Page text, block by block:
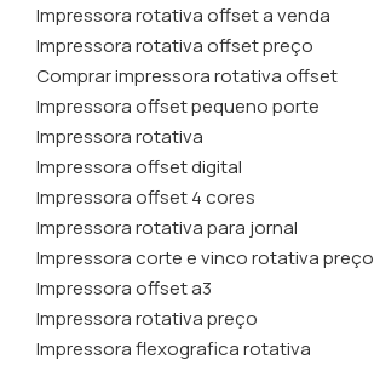
Impressora rotativa offset a venda
Impressora rotativa offset preço
Comprar impressora rotativa offset
Impressora offset pequeno porte
Impressora rotativa
Impressora offset digital
Impressora offset 4 cores
Impressora rotativa para jornal
Impressora corte e vinco rotativa preço
Impressora offset a3
Impressora rotativa preço
Impressora flexografica rotativa